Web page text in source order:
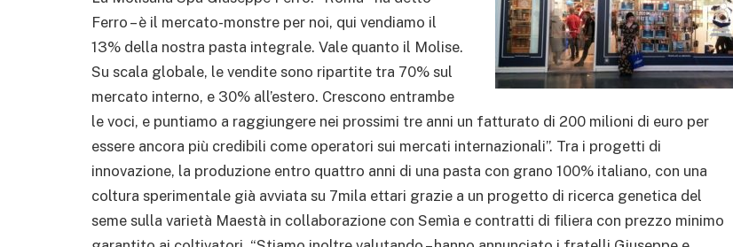
Ferro – è il mercato-monstre per noi, qui vendiamo il
13% della nostra pasta integrale. Vale quanto il Molise.
Su scala globale, le vendite sono ripartite tra 70% sul
mercato interno, e 30% all’estero. Crescono entrambe
le voci, e puntiamo a raggiungere nei prossimi tre anni un fatturato di 200 milioni di euro per
essere ancora più credibili come operatori sui mercati internazionali”. Tra i progetti di
innovazione, la produzione entro quattro anni di una pasta con grano 100% italiano, con una
coltura sperimentale già avviata su 7mila ettari grazie a un progetto di ricerca genetica del
seme sulla varietà Maestà in collaborazione con Semìa e contratti di filiera con prezzo minimo